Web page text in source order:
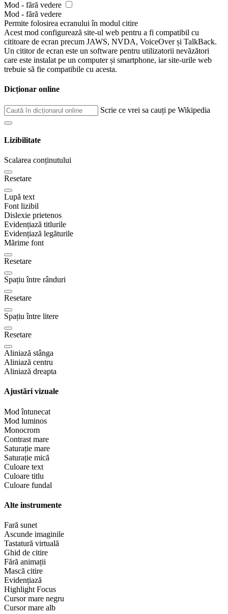
Mod - fără vedere
Mod - fără vedere
Permite folosirea ecranului în modul citire
Acest mod configurează site-ul web pentru a fi compatibil cu
cititoare de ecran precum JAWS, NVDA, VoiceOver și TalkBack.
Un cititor de ecran este un software pentru utilizatorii nevăzători
care este instalat pe un computer și smartphone, iar site-urile web
trebuie să fie compatibile cu acesta.
Dicționar online
Scrie ce vrei sa cauți pe Wikipedia
Lizibilitate
Scalarea conținutului
Resetare
Lupă text
Font lizibil
Dislexie prietenos
Evidențiază titlurile
Evidențiază legăturile
Mărime font
Resetare
Spațiu între rânduri
Resetare
Spațiu între litere
Resetare
Aliniază stânga
Aliniază centru
Aliniază dreapta
Ajustări vizuale
Mod întunecat
Mod luminos
Monocrom
Contrast mare
Saturație mare
Saturație mică
Culoare text
Culoare titlu
Culoare fundal
Alte instrumente
Fară sunet
Ascunde imaginile
Tastatură virtuală
Ghid de citire
Fără animații
Mască citire
Evidențiază
Highlight Focus
Cursor mare negru
Cursor mare alb